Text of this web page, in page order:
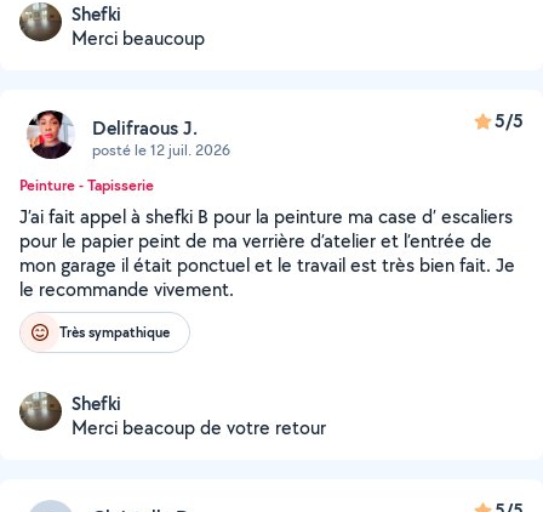
Shefki
Merci beaucoup
Delifraous J.
posté le 12 juil. 2026
5/5
Peinture - Tapisserie
J’ai fait appel à shefki B pour la peinture ma case d’ escaliers
pour le papier peint de ma verrière d’atelier et l’entrée de
mon garage il était ponctuel et le travail est très bien fait. Je
le recommande vivement.
Très sympathique
Shefki
Merci beacoup de votre retour